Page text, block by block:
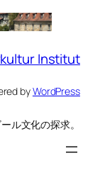
Institut
byWordPress
ル文化の探求。